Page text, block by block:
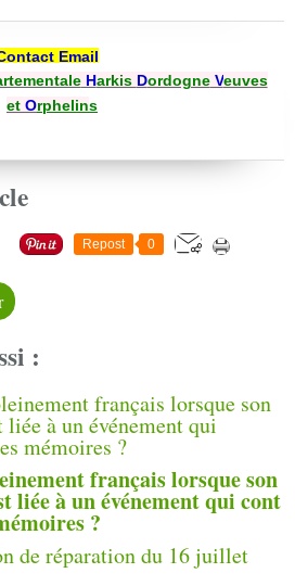
Email
Harkis DordogneVeuves
et Orphelins
Repost 0
:
français lorsque son
liée à un événement qui cont
?